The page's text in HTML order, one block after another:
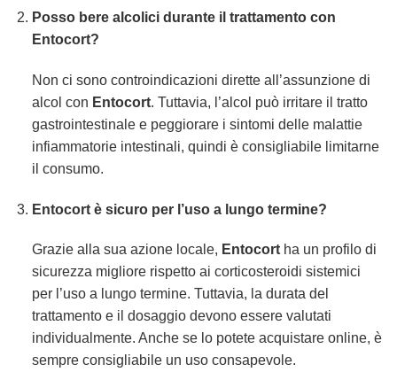
Posso bere alcolici durante il trattamento con
Entocort?
Non ci sono controindicazioni dirette all’assunzione di
alcol con Entocort. Tuttavia, l’alcol può irritare il tratto
gastrointestinale e peggiorare i sintomi delle malattie
infiammatorie intestinali, quindi è consigliabile limitarne
il consumo.
Entocort è sicuro per l’uso a lungo termine?
Grazie alla sua azione locale, Entocortha un profilo di
sicurezza migliore rispetto ai corticosteroidi sistemici
per l’uso a lungo termine. Tuttavia, la durata del
trattamento e il dosaggio devono essere valutati
individualmente. Anche se lo potete acquistare online, è
sempre consigliabile un uso consapevole.